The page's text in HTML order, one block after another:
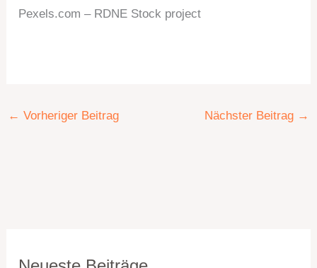
Pexels.com – RDNE Stock project
← Vorheriger Beitrag Nächster Beitrag →
a
r